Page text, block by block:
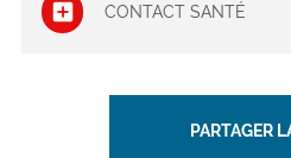
CONTACT SANTÉ
PARTAGER